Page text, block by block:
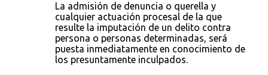
La admisión de denuncia o querella y
cualquier actuación procesal de la que
resulte la imputación de un delito contra
persona o personas determinadas, será
puesta inmediatamente en conocimiento de
los presuntamente inculpados.